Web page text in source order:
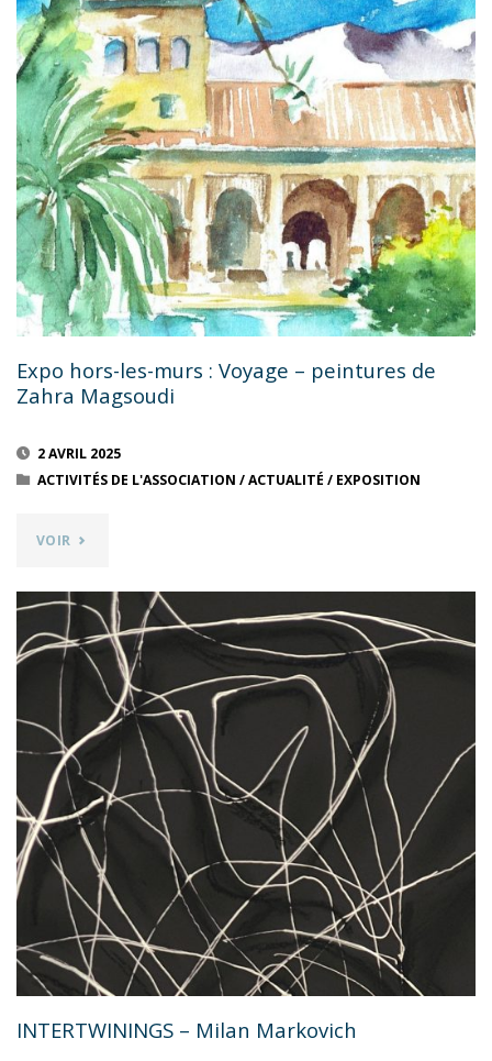
GALA
BUSHIDO"
Expo hors-les-murs : Voyage – peintures de
Zahra Magsoudi
2 AVRIL 2025
ACTIVITÉS DE L'ASSOCIATION /ACTUALITÉ / EXPOSITION
VOIR "EXPO
LES-
MURS
VOYAGE
–
PEINTURES
DE
ZAHRA
MAGSOUDI"
INTERTWININGS – Milan Markovich